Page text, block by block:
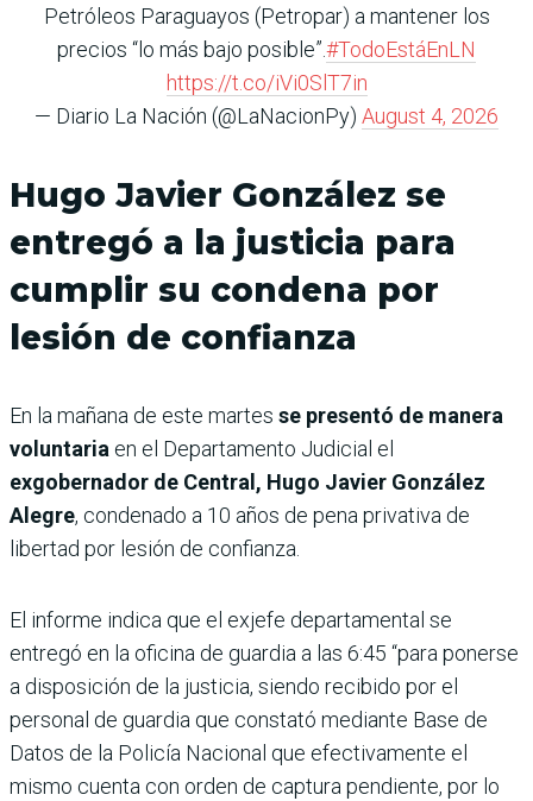
Petróleos Paraguayos (Petropar) a mantener los
precios “lo más bajo posible”.#TodoEstáEnLN
https://t.co/iVi0SlT7in
— Diario La Nación (@LaNacionPy) August 4, 2026
Hugo Javier González se
entregó a la justicia para
cumplir su condena por
lesión de confianza
En la mañana de este martes se presentó de manera
voluntaria en el Departamento Judicial el
exgobernador de Central, Hugo Javier González
Alegre, condenado a 10 años de pena privativa de
libertad por lesión de confianza.
El informe indica que el exjefe departamental se
entregó en la oficina de guardia a las 6:45 “para ponerse
a disposición de la justicia, siendo recibido por el
personal de guardia que constató mediante Base de
Datos de la Policía Nacional que efectivamente el
mismo cuenta con orden de captura pendiente, por lo